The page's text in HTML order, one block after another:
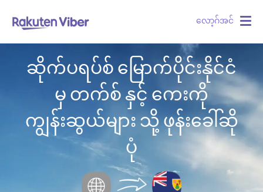
လော့ဂ်အင်
ဆိုက်ပရပ်စ် မြောက်ပိုင်းနိုင်ငံ
မှ တက်စ် နှင့် ကေးကို
ကျွန်းဆွယ်များ သို့ ဖုန်းခေါ်ဆို
ပုံ